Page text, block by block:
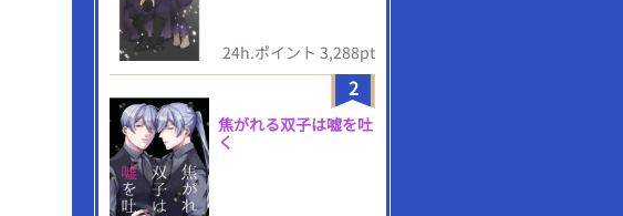
24h.ポイント 3,288pt
2
焦がれる双子は嘘を吐
く